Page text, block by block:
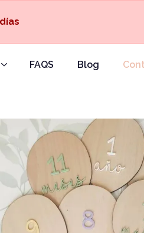
FAQS Blog